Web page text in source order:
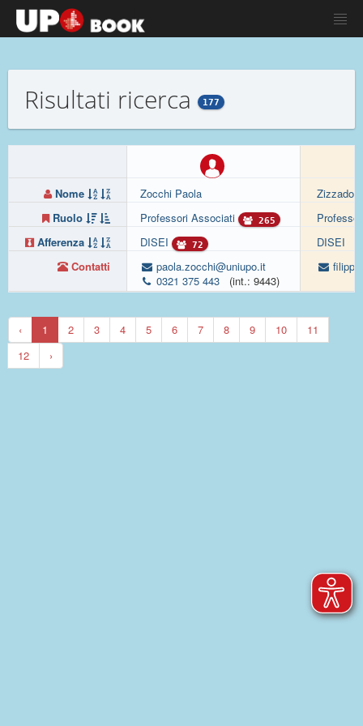
Risultati ricerca 177
Nome
Ruolo
Afferenza
Contatti
Zocchi Paola
Professori Associati
265
DISEI 72
paola.zocchi@uniupo.it
0321 375 443
(int.: 9443)
DISEI
‹ 1 2 3 4 5 6 7 8 9 10
11
12
›